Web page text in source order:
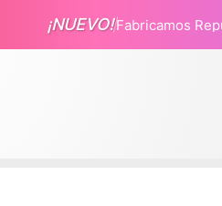
¡NUEVO!Fabricamos